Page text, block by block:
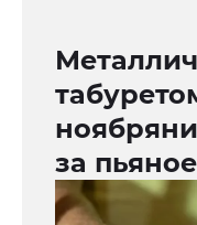
за